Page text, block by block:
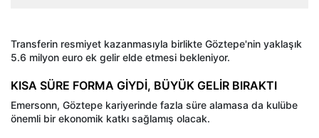
Transferin resmiyet kazanmasıyla birlikte Göztepe'nin yaklaşık
5.6 milyon euro ek gelir elde etmesi bekleniyor.
KISA SÜRE FORMA GİYDİ, BÜYÜK GELİR BIRAKTI
Emersonn, Göztepe kariyerinde fazla süre alamasa da kulübe
önemli bir ekonomik katkı sağlamış olacak.